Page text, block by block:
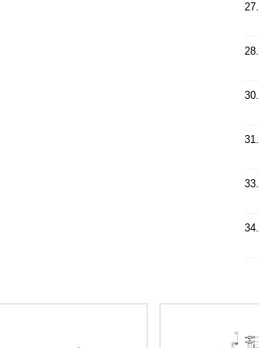
27.
28.
30.
31.
33.
34.